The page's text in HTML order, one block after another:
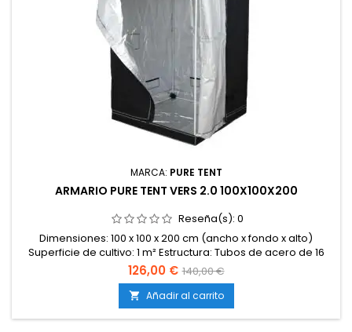
MARCA: PURE TENT
ARMARIO PURE TENT VERS 2.0 100X100X200
Reseña(s): 0
Dimensiones: 100 x 100 x 200 cm (ancho x fondo x alto)
Superficie de cultivo: 1 m² Estructura: Tubos de acero de 16
mm de grosor Uniones: Plástico duro reforzado
Revestimiento interior: Mylar reflectante premium +95 % Lona
exterior: Negra, gruesa y completamente opaca (versión
reforzada 2.0) Accesos: Puerta frontal amplia con
cremallera doble...
126,00 € 140,00 €
 Añadir al carrito